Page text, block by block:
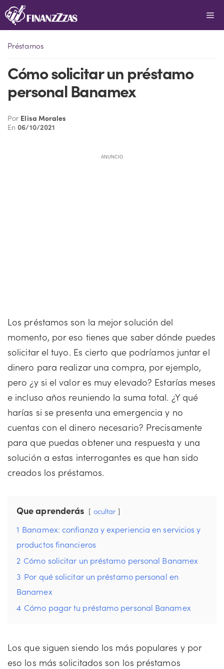
Saltar
al
Préstamos
Cómo solicitar un préstamo
personal Banamex
Por Elisa Morales
En06/10/2021
ANUNCIO
Los préstamos son la mejor solución del
momento, por eso tienes que saber dónde puedes
solicitar el tuyo. Es cierto que podríamos juntar el
dinero para realizar una compra, por ejemplo,
pero ¿y si el valor es muy elevado? Estarías meses
e incluso años reuniendo la suma total. ¿Y qué
harías si se presenta una emergencia y no
cuentas con el dinero necesario? Precisamente
para que puedas obtener una respuesta y una
solución a estas interrogantes es que han sido
creados los préstamos.
Que aprenderás ocultar
1 Banamex: confianza y experiencia en servicios y
productos financieros
2 Cómo solicitar un préstamo personal Banamex
3 Por qué solicitar un préstamo personal en
Banamex
4 Cómo pagar tu préstamo personal Banamex
Los que siguen siendo los más populares y por
eso los más solicitados son los préstamos